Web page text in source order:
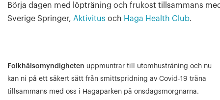
Börja dagen med löpträning och frukost tillsammans
Sverige Springer, Aktivitus och Haga Health Club.
Folkhälsomyndigheten uppmuntrar till utomhusträning och nu
kan ni på ett säkert sätt från smittspridning av Covid-19 träna
tillsammans med oss i Hagaparken på onsdagsmorgnarna.